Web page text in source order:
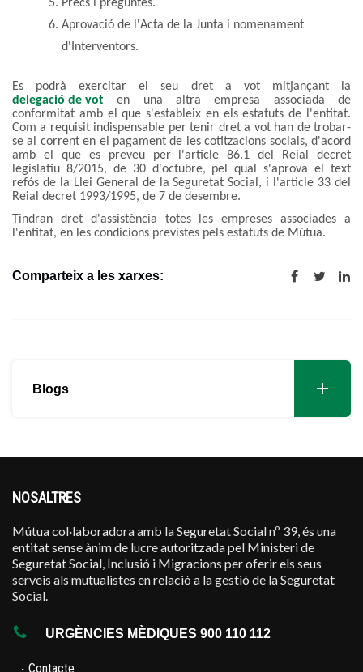
Precs i preguntes.
Aprovació de l'Acta de la Junta i nomenament
d'Interventors.
Es podrà exercitar el seu dret a vot mitjançant la
delegació de vot en una altra empresa associada de
conformitat amb el que s'estableix en els estatuts de l'entitat.
Com a requisit indispensable per tenir dret a vot han de trobar-
se al corrent en el pagament de les cotitzacions socials, d'acord
amb el que es preveu per l'article 86.1 del Reial decret
legislatiu 8/2015, de 30 d'octubre, pel qual s'aprova el text
refós de la Llei General de la Seguretat Social, i l'article 33 del
Reial decret 1993/1995, de 7 de desembre.
Tindran dret d'assistència totes les empreses associades a
l'entitat, en les condicions previstes pels estatuts de Mútua.
Comparteix a les xarxes:
Blogs
NOSALTRES
Mútua col·laboradora amb la Seguretat Social nº 39, és una
entitat sense ànim de lucre autoritzada pel Ministeri de
Seguretat Social, Inclusió i Migracions per oferir els seus
serveis als mutualistes en relació a la gestió de la Seguretat
Social.
URGÈNCIES MÈDIQUES 900 110 112
· Contacte